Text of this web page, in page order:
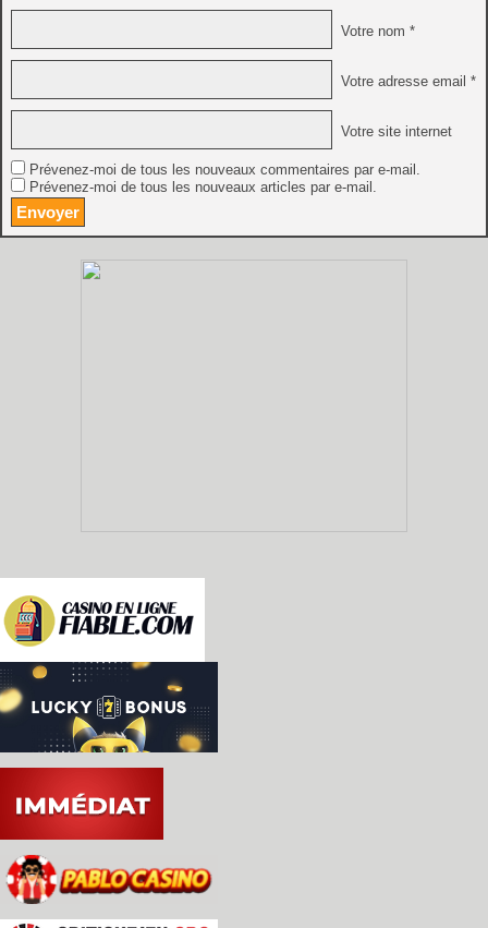
Votre nom *
Votre adresse email *
Votre site internet
Prévenez-moi de tous les nouveaux commentaires par e-mail.
Prévenez-moi de tous les nouveaux articles par e-mail.